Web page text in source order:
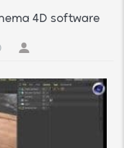
4D software?